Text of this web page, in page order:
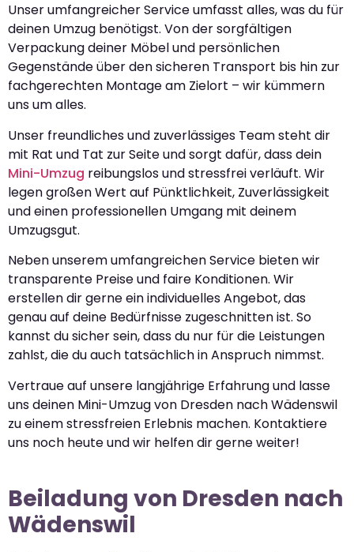
Unser umfangreicher Service umfasst alles, was du für
deinen Umzug benötigst. Von der sorgfältigen
Verpackung deiner Möbel und persönlichen
Gegenstände über den sicheren Transport bis hin zur
fachgerechten Montage am Zielort – wir kümmern
uns um alles.
Unser freundliches und zuverlässiges Team steht dir
mit Rat und Tat zur Seite und sorgt dafür, dass dein
Mini-Umzug reibungslos und stressfrei verläuft. Wir
legen großen Wert auf Pünktlichkeit, Zuverlässigkeit
und einen professionellen Umgang mit deinem
Umzugsgut.
Neben unserem umfangreichen Service bieten wir
transparente Preise und faire Konditionen. Wir
erstellen dir gerne ein individuelles Angebot, das
genau auf deine Bedürfnisse zugeschnitten ist. So
kannst du sicher sein, dass du nur für die Leistungen
zahlst, die du auch tatsächlich in Anspruch nimmst.
Vertraue auf unsere langjährige Erfahrung und lasse
uns deinen Mini-Umzug von Dresden nach Wädenswil
zu einem stressfreien Erlebnis machen. Kontaktiere
uns noch heute und wir helfen dir gerne weiter!
Beiladung von Dresden nach
Wädenswil